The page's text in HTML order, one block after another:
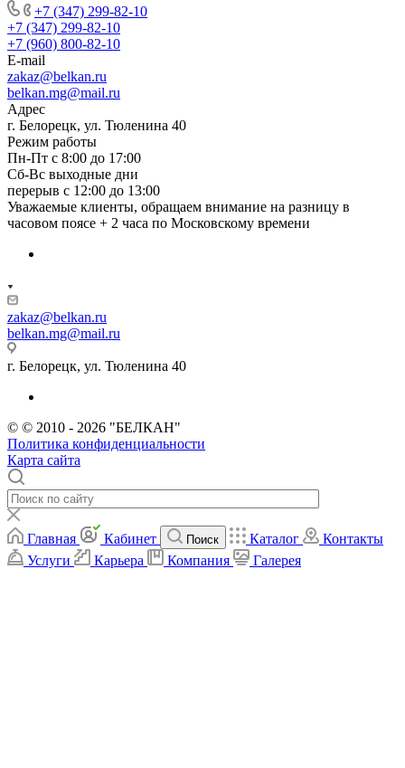
+7 (347) 299-82-10
+7 (347) 299-82-10
+7 (960) 800-82-10
E-mail
zakaz@belkan.ru
belkan.mg@mail.ru
Адрес
г. Белорецк, ул. Тюленина 40
Режим работы
Пн-Пт с 8:00 до 17:00
Сб-Вс выходные дни
перерыв с 12:00 до 13:00
Уважаемые клиенты, обращаем внимание на разницу в
часовом поясе + 2 часа по Московскому времени
zakaz@belkan.ru
belkan.mg@mail.ru
г. Белорецк, ул. Тюленина 40
© © 2010 - 2026 "БЕЛКАН"
Политика конфиденциальности
Карта сайта
Главная Кабинет Поиск Каталог
Контакты
Услуги
Карьера Компания Галерея